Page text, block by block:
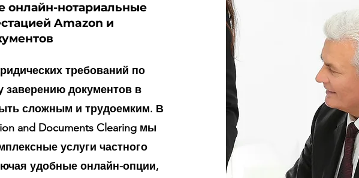
онлайн-нотариальные
Amazon и
требований по
заверению документов в
сложным и трудоемким. В
and Documents Clearing мы
услуги частного
удобные онлайн-опции,